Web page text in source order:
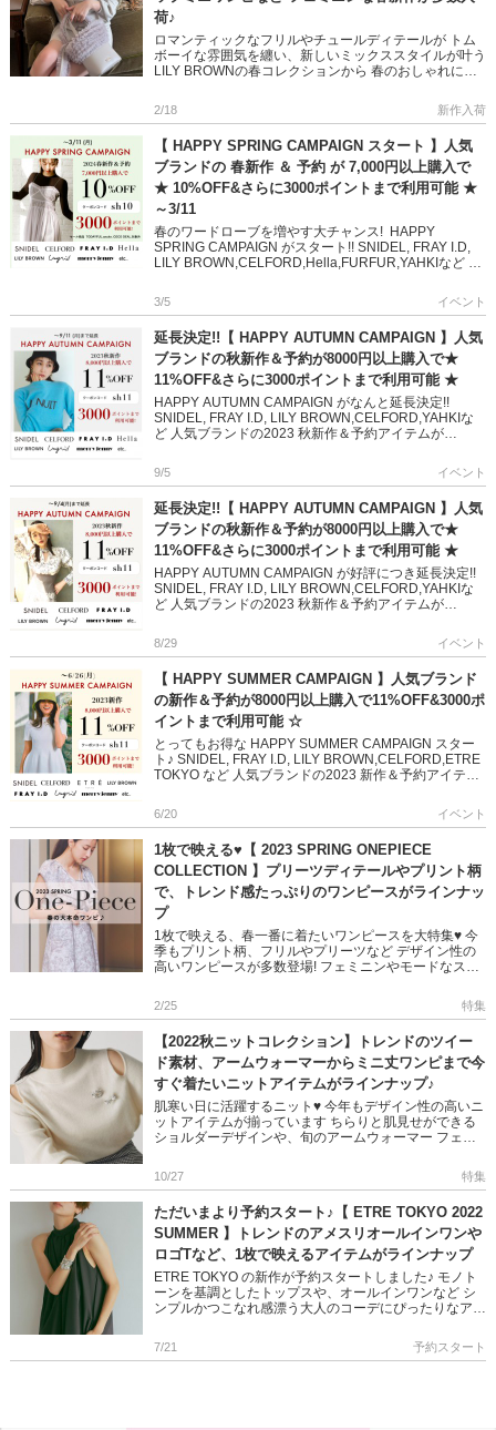
荷♪
ロマンティックなフリルやチュールディテールが トム
ボーイな雰囲気を纏い、新しいミックススタイルが叶う
LILY BROWNの春コレクションから 春のおしゃれにプ
新鮮なア […]
2/18 新作入荷
【 HAPPY SPRING CAMPAIGN スタート 】人気
ブランドの 春新作 ＆ 予約 が 7,000円以上購入で
★ 10%OFF&さらに3000ポイントまで利用可能 ★
～3/11
春のワードローブを増やす大チャンス! HAPPY
SPRING CAMPAIGN がスタート!! SNIDEL, FRAY I.D,
LILY BROWN,CELFORD,Hella,FURFUR,YAHKIなど 人
3/5 イベント
延長決定!!【 HAPPY AUTUMN CAMPAIGN 】人気
ブランドの秋新作＆予約が8000円以上購入で★
11%OFF&さらに3000ポイントまで利用可能 ★
HAPPY AUTUMN CAMPAIGN がなんと延長決定!!
SNIDEL, FRAY I.D, LILY BROWN,CELFORD,YAHKIな
ど 人気ブランドの2023 秋新作＆予約アイテムが
9/5 イベント
延長決定!!【 HAPPY AUTUMN CAMPAIGN 】人気
ブランドの秋新作＆予約が8000円以上購入で★
11%OFF&さらに3000ポイントまで利用可能 ★
HAPPY AUTUMN CAMPAIGN が好評につき延長決定!!
SNIDEL, FRAY I.D, LILY BROWN,CELFORD,YAHKIな
ど 人気ブランドの2023 秋新作＆予約アイテムが
8/29 イベント
【 HAPPY SUMMER CAMPAIGN 】人気ブランド
の新作＆予約が8000円以上購入で11%OFF&3000ポ
イントまで利用可能 ☆
とってもお得な HAPPY SUMMER CAMPAIGN スター
ト♪ SNIDEL, FRAY I.D, LILY BROWN,CELFORD,ETRE
TOKYO など 人気ブランドの2023 新作＆予約アイテム
6/20 イベント
1枚で映える♥【 2023 SPRING ONEPIECE
COLLECTION 】プリーツディテールやプリント柄
で、トレンド感たっぷりのワンピースがラインナッ
プ
1枚で映える、春一番に着たいワンピースを大特集♥ 今
季もプリント柄、フリルやプリーツなど デザイン性の
高いワンピースが多数登場! フェミニンやモードなスタ
＞春ワンピー […]
2/25 特集
【2022秋ニットコレクション】トレンドのツイー
ド素材、アームウォーマーからミニ丈ワンピまで今
すぐ着たいニットアイテムがラインナップ♪
肌寒い日に活躍するニット♥ 今年もデザイン性の高いニ
ットアイテムが揃っています ちらりと肌見せができる
ショルダーデザインや、旬のアームウォーマー フェミ
豊富にラインナップ […]
10/27 特集
ただいまより予約スタート♪【 ETRE TOKYO 2022
SUMMER 】トレンドのアメスリオールインワンや
ロゴTなど、1枚で映えるアイテムがラインナップ
ETRE TOKYO の新作が予約スタートしました♪ モノト
ーンを基調としたトップスや、オールインワンなど シ
ンプルかつこなれ感漂う大人のコーデにぴったりなアイ
ET […]
7/21 予約スタート